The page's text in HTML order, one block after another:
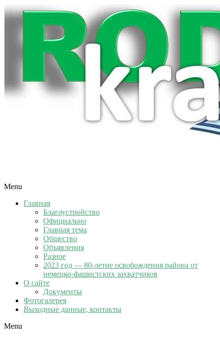
Menu
Главная
Благоустройство
Официально
Главная тема
Общество
Объявления
Разное
2023 год — 80-летие освобождения района от
немецко-фашистских захватчиков
О сайте
Документы
Фотогалерея
Выходные данные, контакты
Menu